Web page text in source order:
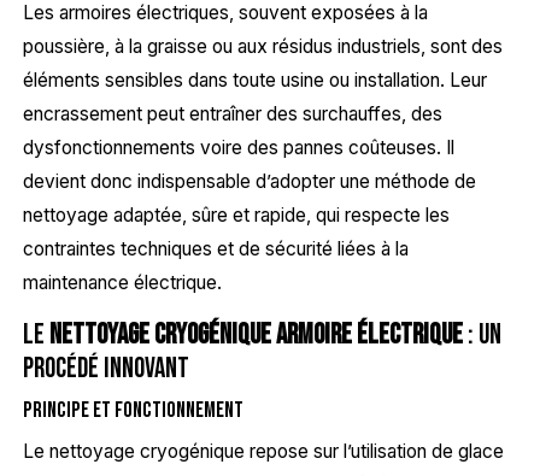
Les armoires électriques, souvent exposées à la
poussière, à la graisse ou aux résidus industriels, sont des
éléments sensibles dans toute usine ou installation. Leur
encrassement peut entraîner des surchauffes, des
dysfonctionnements voire des pannes coûteuses. Il
devient donc indispensable d’adopter une méthode de
nettoyage adaptée, sûre et rapide, qui respecte les
contraintes techniques et de sécurité liées à la
maintenance électrique.
Le nettoyage cryogénique armoire électrique: un
procédé innovant
Principe et fonctionnement
Le nettoyage cryogénique repose sur l’utilisation de glace